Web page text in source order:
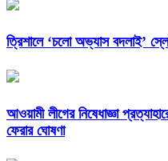
‎ত্রিশালে ‘চলো অভ্যাস বদলাই’
আওয়ামী লীগের নিষেধাজ্ঞা
ফেরার ঘোষণা